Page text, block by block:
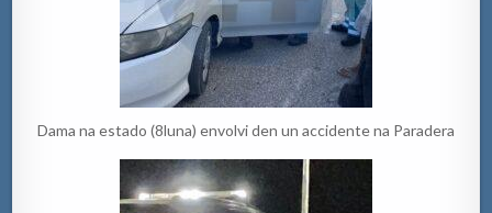
Dama na estado (8luna) envolvi den un accidente na Paradera